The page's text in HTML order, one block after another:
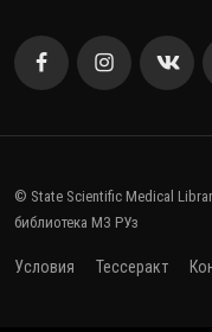
© State Scientific Medical
библиотека МЗ РУз
Условия Тессеракт